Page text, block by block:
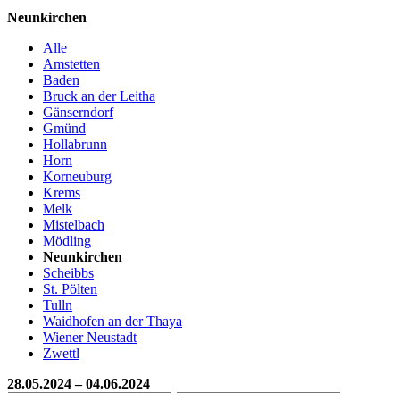
Neunkirchen
Alle
Amstetten
Baden
Bruck an der Leitha
Gänserndorf
Gmünd
Hollabrunn
Horn
Korneuburg
Krems
Melk
Mistelbach
Mödling
Neunkirchen
Scheibbs
St. Pölten
Tulln
Waidhofen an der Thaya
Wiener Neustadt
Zwettl
28.05.2024 – 04.06.2024